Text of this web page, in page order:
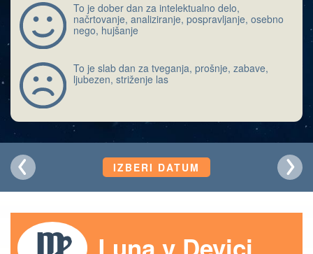
To je dober dan za intelektualno delo,
načrtovanje, analiziranje, pospravljanje, osebno
nego, hujšanje
To je slab dan za tveganja, prošnje, zabave,
ljubezen, striženje las
IZBERI DATUM